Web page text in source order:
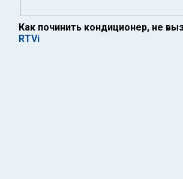
Как починить кондиционер, не
RTVi